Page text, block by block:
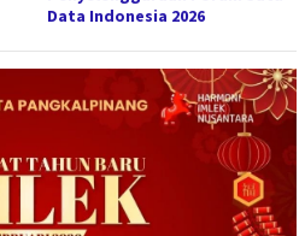
Data Indonesia 2026